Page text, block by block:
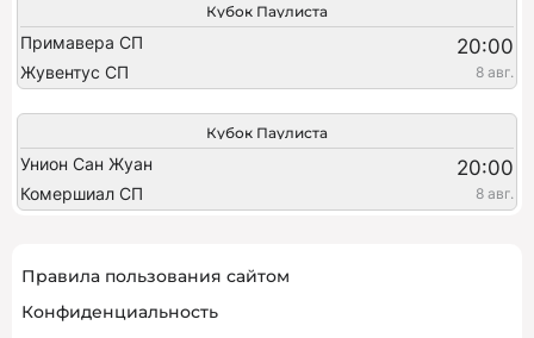
Кубок Паулиста
Примавера СП 20:00
Жувентус СП 8 авг.
Кубок Паулиста
Унион Сан Жуан 20:00
Комершиал СП 8 авг.
Правила пользования сайтом
Конфиденциальность